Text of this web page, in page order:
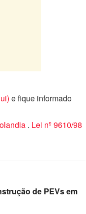
e fique informado
. Lei nº 9610/98
de PEVs em